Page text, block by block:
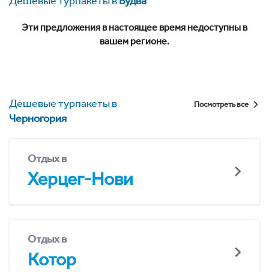
Эти предложения в настоящее время недоступны в
вашем регионе.
Дешевые турпакеты в
Черногория
Посмотреть все
Отдых в
Херцег-Нови
Отдых в
Котор